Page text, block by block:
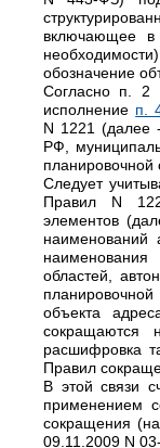
включающее в
обозначение
Согласно п. 2
исполнение п.
N 1221 (далее
РФ,
планировочной
Следует
Правил N
элементов
наименований
наименования
областей,
объекта
сокращаются
расшифровка
Правил
В этой связи
применением
сокращения
09.11.2009 N